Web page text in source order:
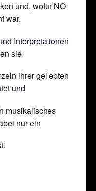
und, wofür NO
war,
Interpretationen
sie
ihrer geliebten
und
musikalisches
nur ein